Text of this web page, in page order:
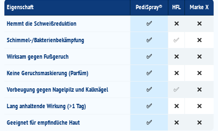
Eigenschaft PediSpray® HFL
Marke X
Hemmt die Schweißreduktion
✅ ❌
❌
Schimmel-/Bakterienbekämpfung
✅ ✅
❌
Wirksam gegen Fußgeruch
✅ ❌
❌
Keine Geruchsmaskierung (Parfüm)
✅ ❌
❌
Vorbeugung gegen Nagelpilz und Kalknägel
✅ ✅
❌
Lang anhaltende Wirkung (>1 Tag)
✅ ❌
❌
Geeignet für empfindliche Haut
✅ ❌ ❌